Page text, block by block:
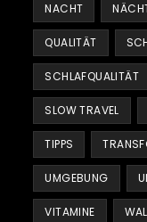
NACHT
QUALITÄT
SCHLAFQUALITÄT
SLOW TRAVEL
TIPPS
UMGEBUNG
VITAMINE